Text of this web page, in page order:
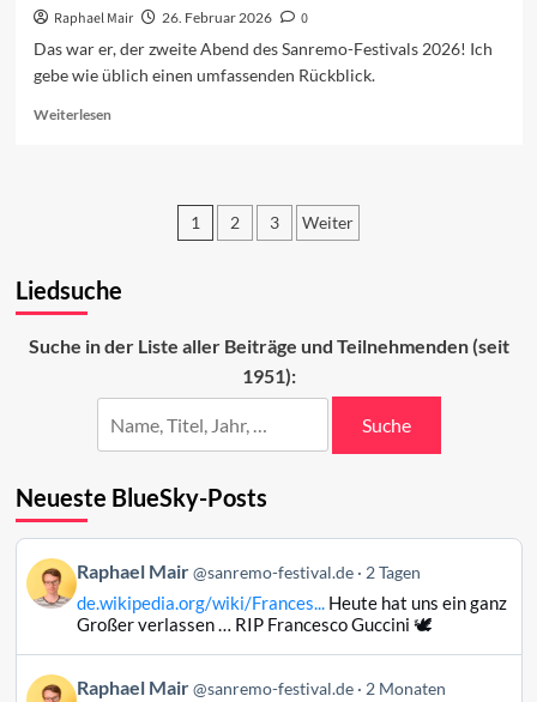
Raphael Mair 26. Februar 2026
0
Das war er, der zweite Abend des Sanremo-Festivals 2026! Ich
gebe wie üblich einen umfassenden Rückblick.
WeiterlesenRead
Beiträge
1 2 3 Weiter
Liedsuche
Suche in der Liste aller Beiträge und Teilnehmenden (seit
1951):
Suche
Neueste BlueSky-Posts
Beitrag
von
Raphael
Bluesky
Raphael Mair @sanremo-festival.de 2 Tagen
de.wikipedia.org/wiki/Frances...Heute hat uns ein ganz
Großer verlassen … RIP Francesco Guccini 🕊️
BeitragRaphael Mair @sanremo-festival.de 2 Monaten